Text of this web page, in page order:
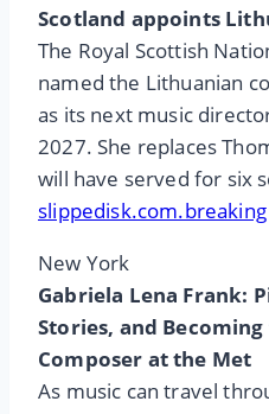
Scotland appoints
The Royal Scottish
named the Lithuanian
as its next music
2027. She replaces
will have served for six
slippedisk.com.breaking
New York
Gabriela Lena Frank:
Stories, and
Composer at the Met
As music can travel